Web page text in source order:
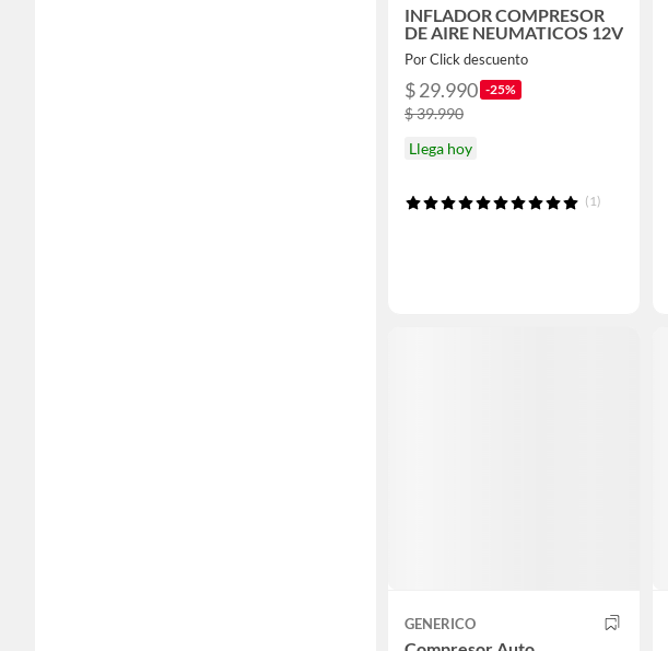
INFLADOR COMPRESOR
DE AIRE NEUMATICOS 12V
Por Click descuento
$ 29.990 -25%
$ 39.990
Llega hoy
(1)
GENERICO